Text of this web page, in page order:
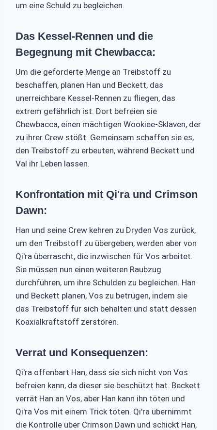
um eine Schuld zu begleichen.
Das Kessel-Rennen und die
Begegnung mit Chewbacca:
Um die geforderte Menge an Treibstoff zu
beschaffen, planen Han und Beckett, das
unerreichbare Kessel-Rennen zu fliegen, das
extrem gefährlich ist. Dort befreien sie
Chewbacca, einen mächtigen Wookiee-Sklaven, der
zu ihrer Crew stößt. Gemeinsam schaffen sie es,
den Treibstoff zu erbeuten, während Beckett und
Val ihr Leben lassen.
Konfrontation mit Qi'ra und Crimson
Dawn:
Han und seine Crew kehren zu Dryden Vos zurück,
um den Treibstoff zu übergeben, werden aber von
Qi'ra überrascht, die inzwischen für Vos arbeitet.
Sie müssen nun einen weiteren Raubzug
durchführen, um ihre Schulden zu begleichen. Han
und Beckett planen, Vos zu betrügen, indem sie
das Treibstoff für sich behalten und statt dessen
Koaxialkraftstoff zerstören.
Verrat und Konsequenzen:
Qi'ra offenbart Han, dass sie sich nicht von Vos
befreien kann, da dieser sie beschützt hat. Beckett
verrät Han an Vos, aber Han kann ihn töten und
Qi'ra Vos mit einem Trick töten. Qi'ra übernimmt
die Kontrolle über Crimson Dawn und schickt Han,